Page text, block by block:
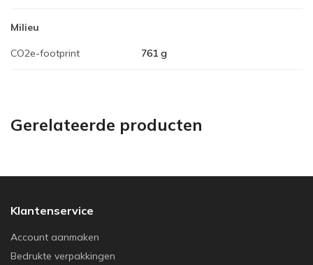
Milieu
CO2e-footprint 761 g
Gerelateerde producten
Klantenservice
Account aanmaken
Bedrukte verpakkingen